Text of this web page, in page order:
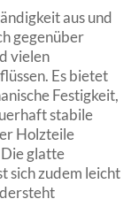
aus und
gegenüber
vielen
Es bietet
Festigkeit,
stabile
Holzteile
glatte
sich zudem leicht